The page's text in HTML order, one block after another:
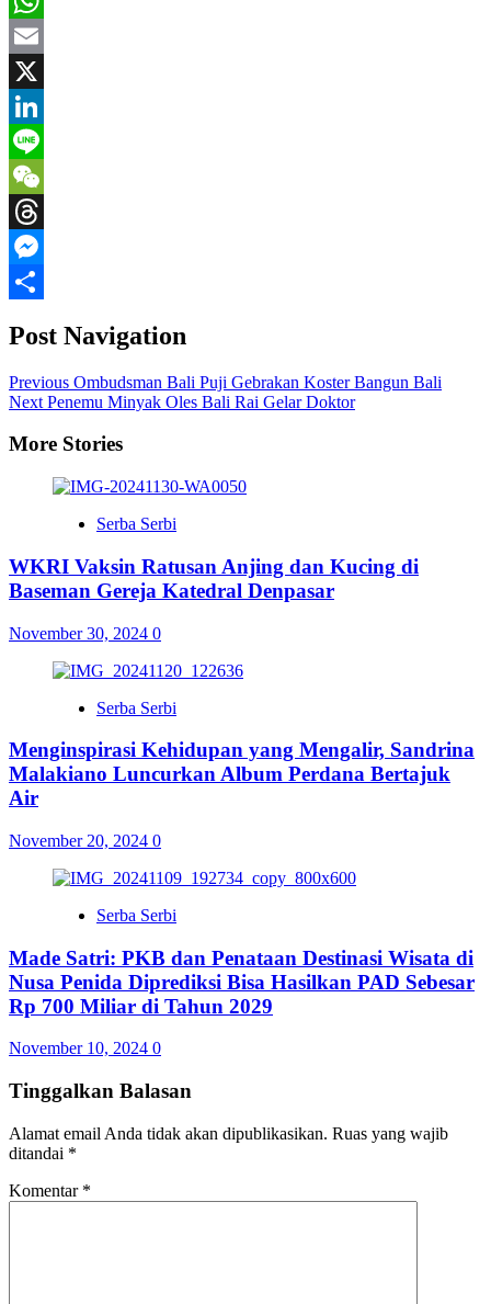
WhatsApp
Email
X
LinkedIn
Line
WeChat
Threads
Messenger
Post Navigation
Previous Ombudsman Bali Puji Gebrakan Koster Bangun Bali
Next Penemu Minyak Oles Bali Rai Gelar Doktor
More Stories
Serba Serbi
WKRI Vaksin Ratusan Anjing dan Kucing di
Baseman Gereja Katedral Denpasar
November 30, 2024 0
Serba Serbi
Menginspirasi Kehidupan yang Mengalir, Sandrina
Malakiano Luncurkan Album Perdana Bertajuk
Air
November 20, 2024 0
Serba Serbi
Made Satri: PKB dan Penataan Destinasi Wisata di
Nusa Penida Diprediksi Bisa Hasilkan PAD Sebesar
Rp 700 Miliar di Tahun 2029
November 10, 2024 0
Tinggalkan Balasan
Alamat email Anda tidak akan dipublikasikan. Ruas yang wajib
ditandai *
Komentar *